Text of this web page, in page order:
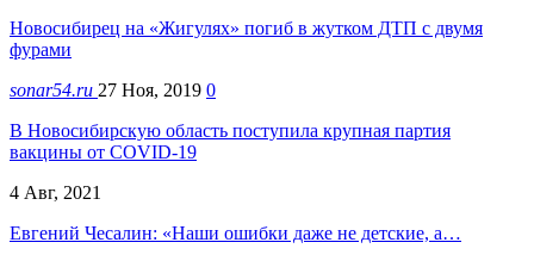
Новосибирец на «Жигулях» погиб в жутком ДТП с двумя
фурами
sonar54.ru 27 Ноя, 2019 0
В Новосибирскую область поступила крупная партия
вакцины от COVID-19
4 Авг, 2021
Евгений Чесалин: «Наши ошибки даже не детские, а…